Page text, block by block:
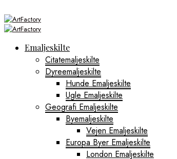
Emaljeskilte
Citatemaljeskilte
Dyreemaljeskilte
Hunde Emaljeskilte
Ugle Emaljeskilte
Geografi Emaljeskilte
Byemaljeskilte
Vejen Emaljeskilte
Europa Byer Emaljeskilte
London Emaljeskilte